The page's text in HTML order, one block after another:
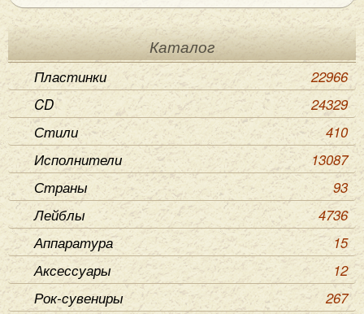
Каталог
Пластинки
22966
CD
24329
Стили
410
Исполнители
13087
Страны
93
Лейблы
4736
Аппаратура
15
Аксессуары
12
Рок-сувениры
267